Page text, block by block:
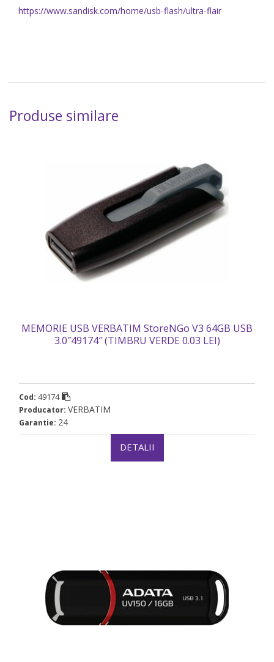
https://www.sandisk.com/home/usb-flash/ultra-flair
Produse similare
MEMORIE USB VERBATIM StoreNGo V3 64GB USB
3.0″49174″ (TIMBRU VERDE 0.03 LEI)
Cod: 49174
Producator: VERBATIM
Garantie: 24
DETALII